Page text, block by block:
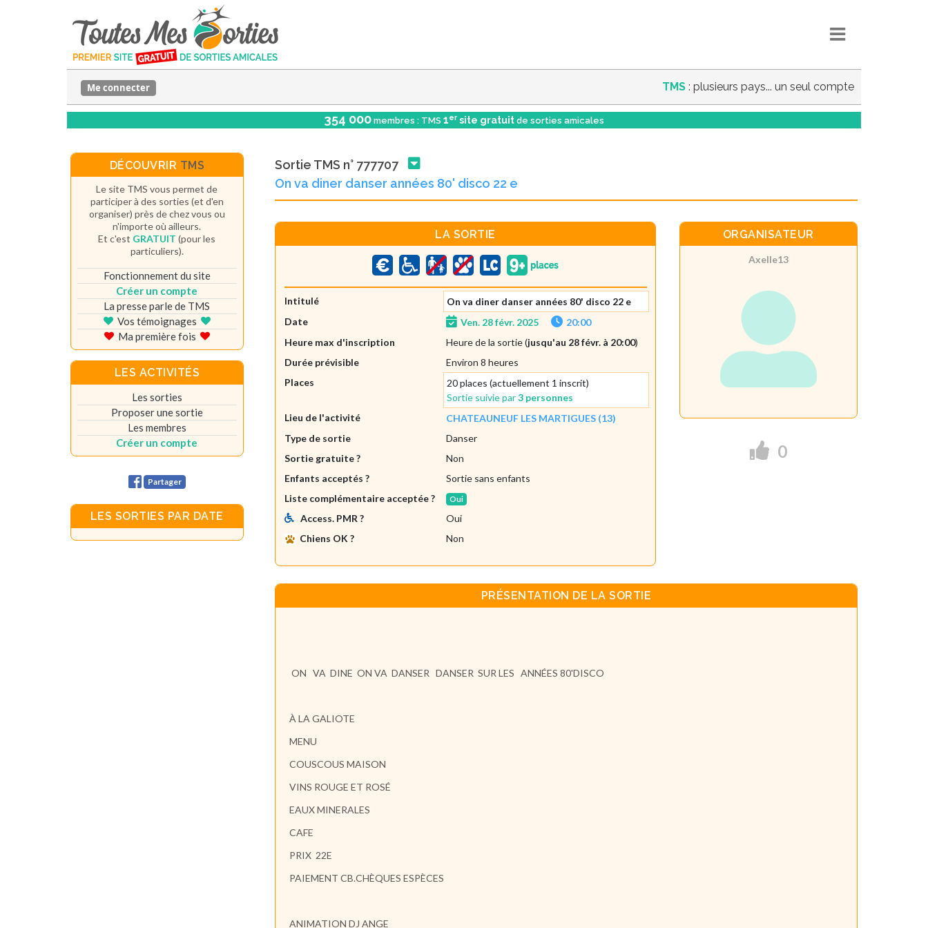
TMS : plusieurs pays... un seul compte
Me connecter
354 000 membres : TMS 1er site gratuit de sorties amicales
Sortie TMS n° 777707
On va diner danser années 80' disco 22 e
LA SORTIE
Intitulé
On va diner danser années 80' disco 22 e
Date
Ven. 28 févr. 2025
20:00
Heure max d'inscription
Heure de la sortie (jusqu'au 28 févr. à 20:00)
Durée prévisible
Environ 8 heures
Places
20 places (actuellement 1 inscrit)
Sortie suivie par3 personnes
Lieu de l'activité
CHATEAUNEUF LES MARTIGUES (13)
Type de sortie
Danser
Sortie gratuite ?
Non
Enfants acceptés ?
Sortie sans enfants
Liste complémentaire acceptée ?
Oui
Access. PMR ?
Oui
Chiens OK ?
Non
ORGANISATEUR
Axelle13
0
PRÉSENTATION DE LA SORTIE
ON VA DINE ON VA DANSER DANSER SUR LES ANNÉES 80'DISCO
À LA GALIOTE
MENU
COUSCOUS MAISON
VINS ROUGE ET ROSÉ
EAUX MINERALES
CAFE
PRIX 22E
PAIEMENT CB.CHÈQUES ESPÈCES
ANIMATION DJ ANGE
DÉCOUVRIR TMS
Le site TMS vous permet de
participer à des sorties (et d'en
organiser) près de chez vous ou
n'importe où ailleurs.
Et c'est GRATUIT (pour les
particuliers).
Fonctionnement du site
Créer un compte
La presse parle de TMS
Vos témoignages
Ma première fois
LES ACTIVITÉS
Les sorties
Proposer une sortie
Les membres
Créer un compte
Partager
LES SORTIES PAR DATE